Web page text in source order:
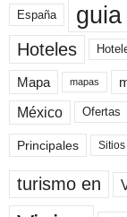
España guia
Hoteles
Mapa mapas
México Ofertas
Principales Sitios
turismo en